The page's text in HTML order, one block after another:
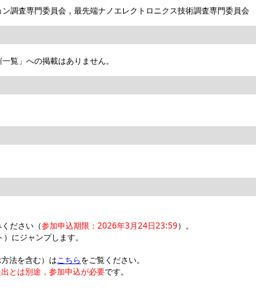
調査専門委員会，最先端ナノエレクトロニクス技術調査専門委員会
覧」への掲載はありません。
ださい（参加申込期限：2026年3月24日23:59）。
にジャンプします。
法を含む）はこちらをご覧ください。
とは別途，参加申込が必要です。